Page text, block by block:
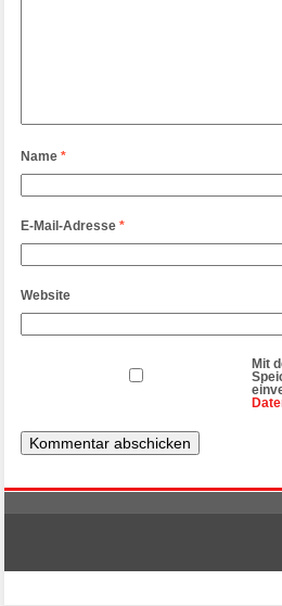
Name *
E-Mail-Adresse *
Website
Mit